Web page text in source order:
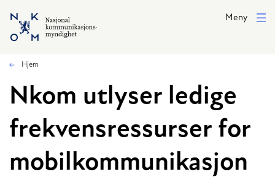
Hopp til hovedinnhold
Meny
Hjem
​​Nkom utlyser ledige
frekvensressurser for
mobilkommunikasjon